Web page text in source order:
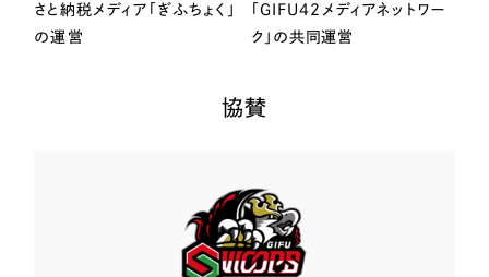
さと納税メディア「ぎふちょく」
の運営
「GIFU42メディアネットワー
ク」の共同運営
協賛